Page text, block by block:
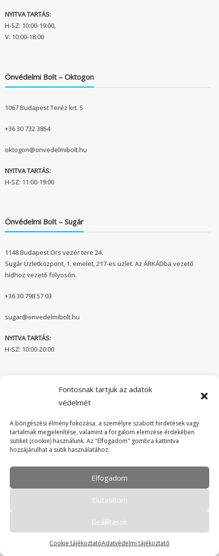
Fontosnak tartjuk az adatok
védelmét
A böngészési élmény fokozása, a személyre szabott hirdetések vagy
tartalmak megjelenítése, valamint a forgalom elemzése érdekében
sütiket (cookie) használunk. Az "Elfogadom" gombra kattintva
hozzájárulhat a sütik használatához.
Elfogadom
Elutasítom
Beállítások
Cookie tájékoztatóAdatvédelmi tájékoztató
NYITVA TARTÁS:
H-SZ: 10:00-19:00,
V: 10:00-18:00
Önvédelmi Bolt – Oktogon
1067 Budapest Teréz krt. 5
+36 30 732 3854
oktogon@onvedelmibolt.hu
NYITVA TARTÁS:
H-SZ: 11:00-19:00
Önvédelmi Bolt – Sugár
1148 Budapest Örs vezér tere 24.
Sugár Üzletközpont, 1. emelet, 217-es üzlet. Az ÁRKÁDba vezető
hídhoz vezető folyosón.
+36 30 798 57 03
sugar@onvedelmibolt.hu
NYITVA TARTÁS:
H-SZ: 10:00-20:00
Adatvédelmi tájékoztató
Cookie Policy
Minden jog fenntartva. © 2016-2026 Tokver Kft.